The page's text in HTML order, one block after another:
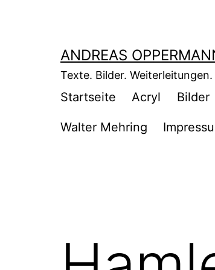
ANDREAS
Texte. Bilder. Weiterleitungen.
Startseite Acryl Bilder
Walter Mehring